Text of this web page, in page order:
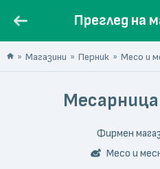
Преглед на
Магазини Перник Месо и
Фирмен
Месо и